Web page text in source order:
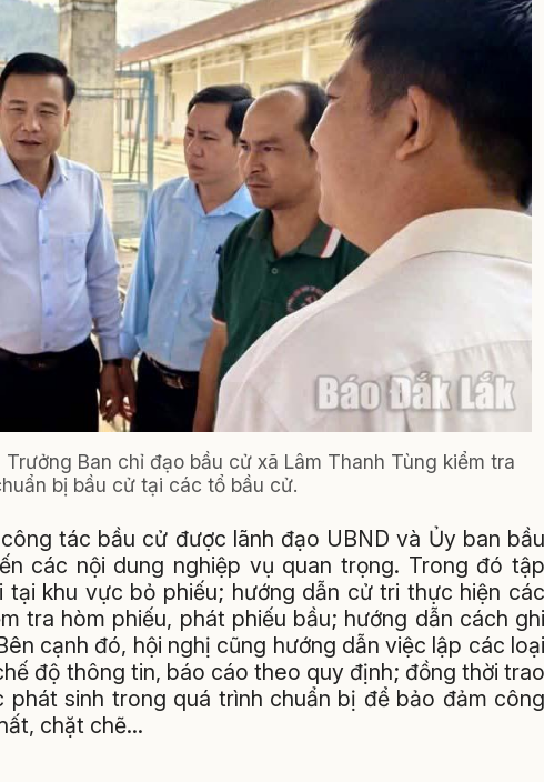
Ban chỉ đạo bầu cử xã Lâm Thanh Tùng kiểm tra
bị bầu cử tại các tổ bầu cử.
tác bầu cử được lãnh đạo UBND và Ủy ban bầu
các nội dung nghiệp vụ quan trọng. Trong đó tập
khu vực bỏ phiếu; hướng dẫn cử tri thực hiện các
tra hòm phiếu, phát phiếu bầu; hướng dẫn cách ghi
cạnh đó, hội nghị cũng hướng dẫn việc lập các loại
độ thông tin, báo cáo theo quy định; đồng thời trao
phát sinh trong quá trình chuẩn bị để bảo đảm công
chặt chẽ…